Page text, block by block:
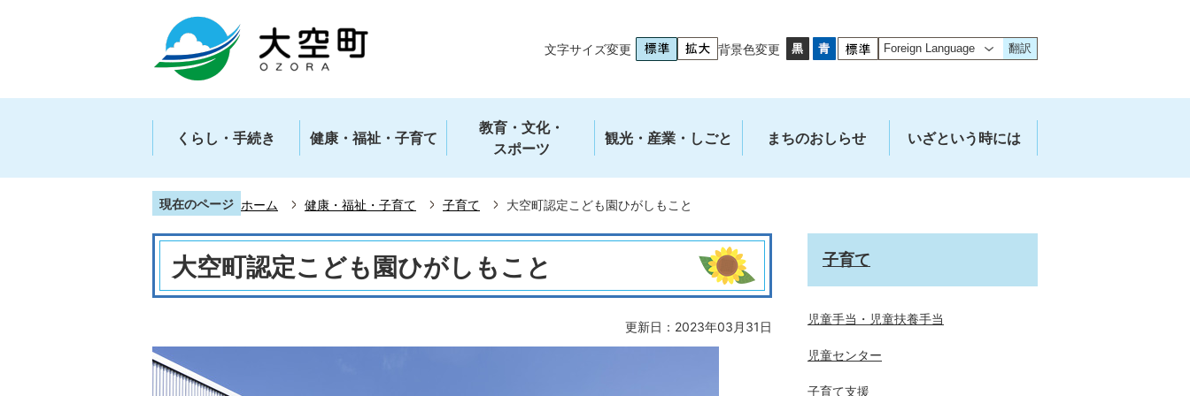
文字サイズ変更 背景色変更 翻訳
くらし・手続き 健康・福祉・子育て
教育・文化・
スポーツ
観光・産業・しごと まちのおしらせ いざという時には
現在のページ ホーム 健康・福祉・子育て 子育て 大空町認定こども園ひがしもこと
大空町認定こども園ひがしもこと
更新日：2023年03月31日
子育て
児童手当・児童扶養手当
児童センター
子育て支援